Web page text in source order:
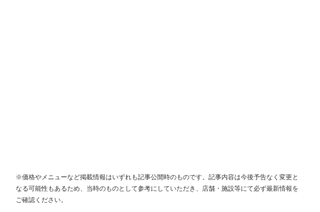
※価格やメニューなど掲載情報はいずれも記事公開時のものです。記事内容は今後予告なく変更と
なる可能性もあるため、当時のものとして参考にしていただき、店舗・施設等にて必ず最新情報を
ご確認ください。